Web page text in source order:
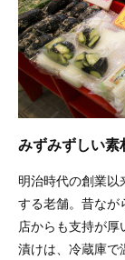
みずみずしい
明治時代の創業以
する老舗。昔なが
店からも支持が
漬けは、冷蔵庫で